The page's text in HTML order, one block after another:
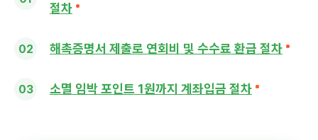
절차
해촉증명서 제출로 연회비 및 수수료 환급 절차
소멸 임박 포인트 1원까지 계좌입금 절차